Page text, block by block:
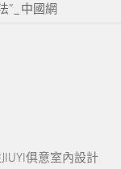
”_中國網
俱意室內設計